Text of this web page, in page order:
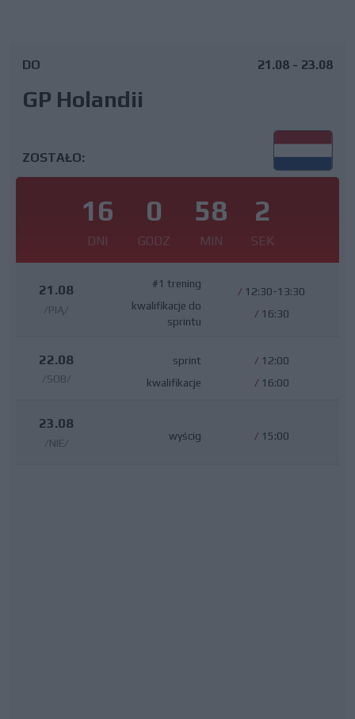
DO
GP Holandii
21.08 - 23.08
ZOSTAŁO:
16
DNI
0
GODZ
58
MIN
1
SEK
21.08
/PIĄ/
#1 trening
kwalifikacje do
sprintu
/ 12:30-13:30
/ 16:30
22.08
/SOB/
sprint
kwalifikacje
/ 12:00
/ 16:00
23.08
/NIE/
wyścig / 15:00